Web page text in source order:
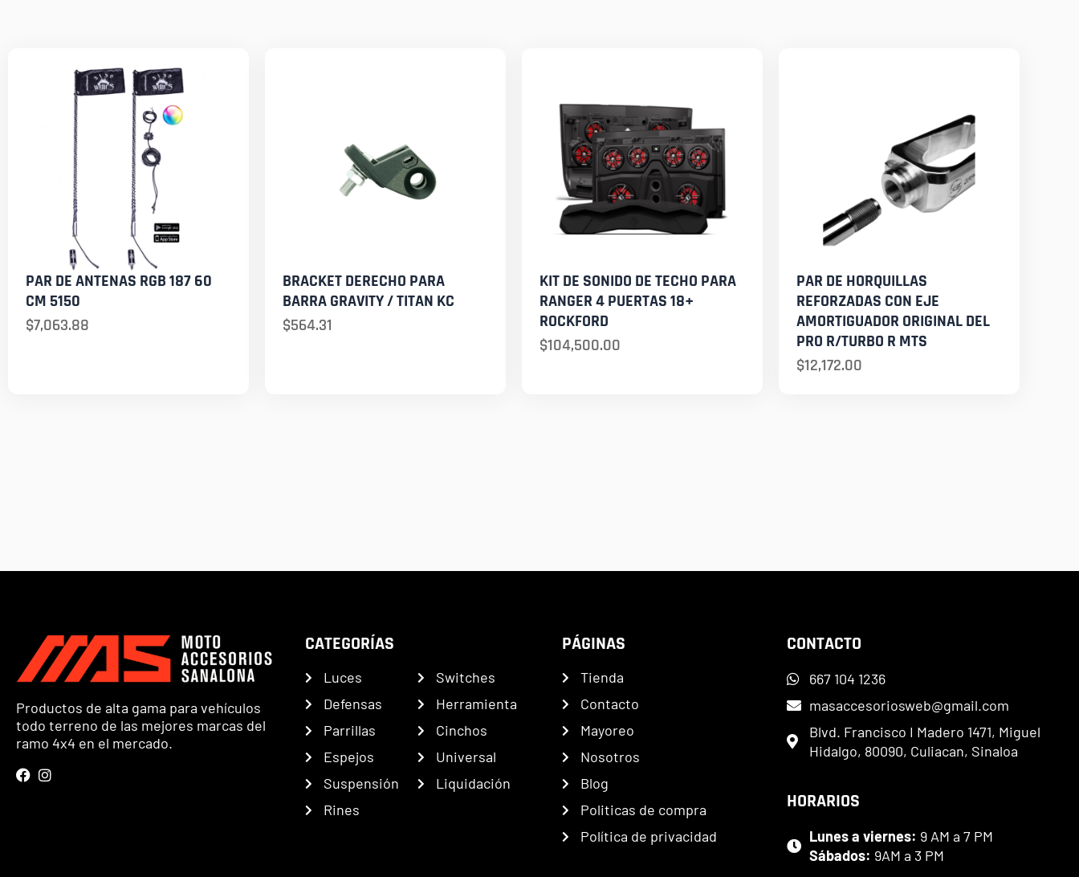
PAR DE ANTENAS RGB 187 60
CM 5150
$7,063.88
BRACKET DERECHO PARA
BARRA GRAVITY / TITAN KC
$564.31
KIT DE SONIDO DE TECHO PARA
RANGER 4 PUERTAS 18+
ROCKFORD
$104,500.00
PAR DE HORQUILLAS
REFORZADAS CON EJE
AMORTIGUADOR ORIGINAL DEL
PRO R/TURBO R MTS
$12,172.00
Productos de alta gama para vehículos
todo terreno de las mejores marcas del
ramo 4x4 en el mercado.
CATEGORÍAS
Luces
Defensas
Parrillas
Espejos
Suspensión
Rines
Switches
Herramienta
Cinchos
Universal
Liquidación
PÁGINAS
Tienda
Contacto
Mayoreo
Nosotros
Blog
Politicas de compra
Política de privacidad
CONTACTO
667 104 1236
masaccesoriosweb@gmail.com
Blvd. Francisco I Madero 1471, Miguel
Hidalgo, 80090, Culiacan, Sinaloa
HORARIOS
Lunes a viernes: 9 AM a 7 PM
Sábados: 9AM a 3 PM